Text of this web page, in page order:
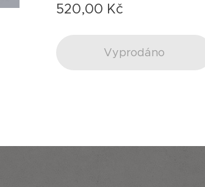
520,00 Kč
Vyprodáno